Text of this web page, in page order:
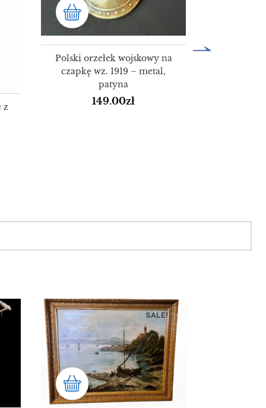
z
Polski orzełek wojskowy na
czapkę wz. 1919 – metal,
patyna
149.00zł
SALE!